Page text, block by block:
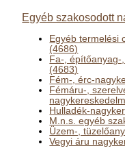
Egyéb szakosodott
Egyéb termelési
(4686)
Fa-, építőanyag-
(4683)
Fém-, érc-
Fémáru-,
Hulladék-
M.n.s. egyéb
Üzem-,
Vegyi áru